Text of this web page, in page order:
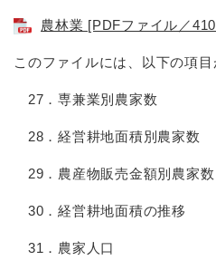
農林業 [PDFファイル／
このファイルには、以下の項目
27．専兼業別農家数
28．経営耕地面積別農家数
29．農産物販売金額別農家数
30．経営耕地面積の推移
31．農家人口